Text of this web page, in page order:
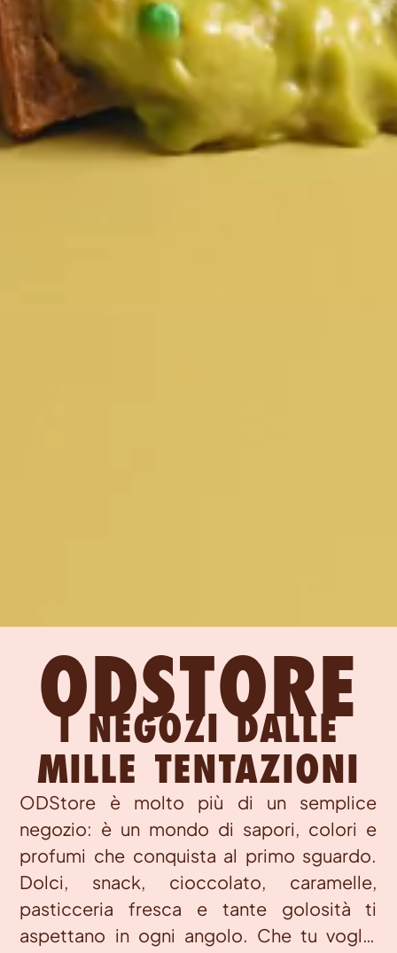
ODSTORE
I NEGOZI DALLE
MILLE TENTAZIONI
ODStore è molto più di un semplice
negozio: è un mondo di sapori, colori e
profumi che conquista al primo sguardo.
Dolci, snack, cioccolato, caramelle,
pasticceria fresca e tante golosità ti
aspettano in ogni angolo. Che tu voglia